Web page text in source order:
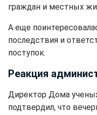
граждан и местных
А еще
последствия и
поступок.
Реакция
Директор Дома
подтвердил, что